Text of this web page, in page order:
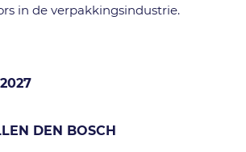
in de verpakkingsindustrie.
DEN BOSCH